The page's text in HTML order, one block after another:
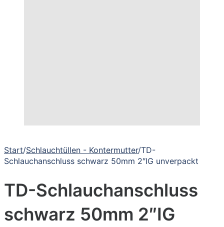
Start/Schlauchtüllen - Kontermutter/TD-
Schlauchanschluss schwarz 50mm 2″IG unverpackt
TD-Schlauchanschluss
schwarz 50mm 2″IG